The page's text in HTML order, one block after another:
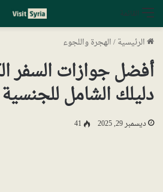
القائمة
الرئيسية/الهجرة واللجوء
دليلك الشامل
ديسمبر 29, 2025 41